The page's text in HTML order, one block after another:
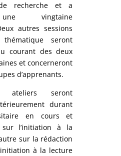
recherche et a
vingtaine
autres sessions
seront
courant des deux
et concerneront
d’apprenants.
ateliers seront
durant
en cours et
sur l’initiation à la
sur la rédaction
à la lecture